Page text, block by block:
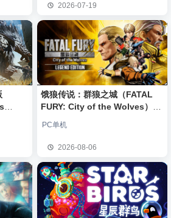
点积分
2026-07-19
饿狼传说：群狼之城（FATAL
FURY: City of the Wolves）免
PC单机
2026-08-06